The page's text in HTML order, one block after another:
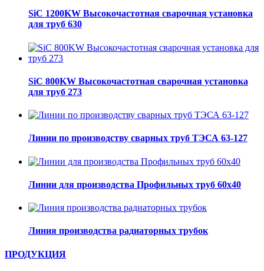
SiC 1200KW Высокочастотная сварочная установка
для труб 630
SiC 800KW Высокочастотная сварочная установка
для труб 273
Линии по производству сварных труб ТЭСА 63-127
Линии для производства Профильных труб 60х40
Линия производства радиаторных трубок
ПРОДУКЦИЯ